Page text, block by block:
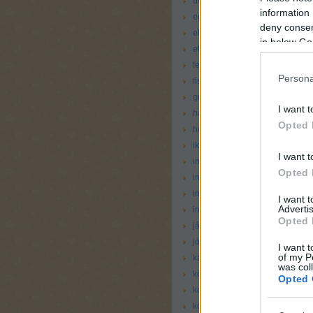
information
deny
in below
I want
Opted
I want
Opted
I want
Opted
I want
of my
was
Opted
egészségügy
)
elektronika
etetés
fejlesztő
fisher price
graco
hauck
hellókarácsony
ikea
imádjuk
ingyen se kell
internet
intézmény
játék
jó de minek
kaja
könyv
koraszülés
korosztály 18 hónapos kortól